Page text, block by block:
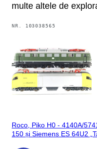
multe altele de
NR. 103038565
Roco, Piko H0 - 4140A/
150 și Siemens ES 64U2